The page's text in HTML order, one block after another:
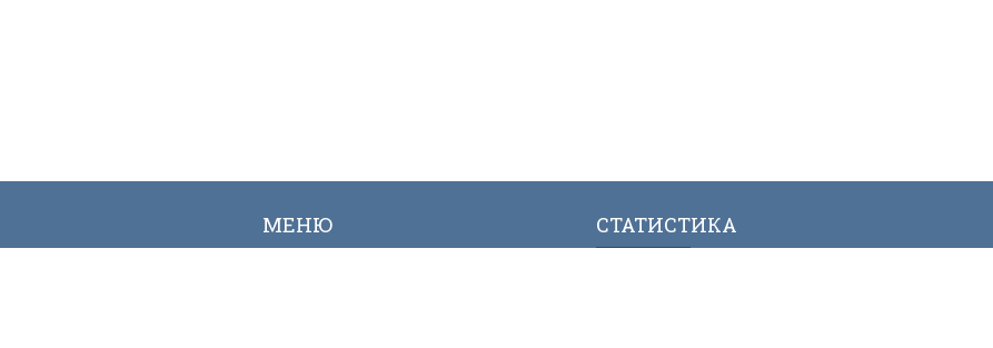
МЕНЮ СТАТИСТИКА